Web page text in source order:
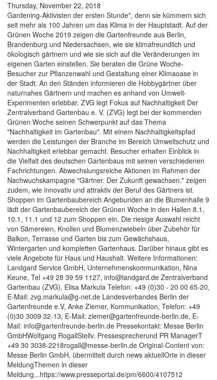
Thursday, November 22, 2018
Gardening-Aktivisten der ersten Stunde", denn sie kümmern sich
seit mehr als 100 Jahren um das Klima in der Hauptstadt. Auf der
Grünen Woche 2019 zeigen die Gartenfreunde aus Berlin,
Brandenburg und Niedersachsen, wie sie klimafreundlich und
ökologisch gärtnern und wie sie sich auf die Veränderungen im
eigenen Garten einstellen. Sie beraten die Grüne Woche-
Besucher zur Pflanzenwahl und Gestaltung einer Klimaoase in
der Stadt. An den Ständen informieren die Hobbygärtner über
naturnahes Gärtnern und machen es anhand von Umwelt-
Experimenten erlebbar. ZVG legt Fokus auf Nachhaltigkeit Der
Zentralverband Gartenbau e. V. (ZVG) legt bei der kommenden
Grünen Woche seinen Schwerpunkt auf das Thema
"Nachhaltigkeit im Gartenbau". Mit einem Nachhaltigkeitspfad
werden die Leistungen der Branche im Bereich Umweltschutz und
Nachhaltigkeit erlebbar gemacht. Besucher erhalten Einblick in
die Vielfalt des deutschen Gartenbaus mit seinen verschiedenen
Fachrichtungen. Abwechslungsreiche Aktionen im Rahmen der
Nachwuchskampagne "Gärtner. Der Zukunft gewachsen." zeigen
zudem, wie innovativ und attraktiv der Beruf des Gärtners ist.
Shoppen im Gartenbaubereich Angebunden an die Blumenhalle 9
lädt der Gartenbaubereich der Grünen Woche in den Hallen 8.1,
10.1, 11.1 und 12 zum Shoppen ein. Die riesige Auswahl reicht
von Sämereien, Knollen und Blumenzwiebeln über Zubehör für
Balkon, Terrasse und Garten bis zum Gewächshaus,
Wintergarten und kompletten Gartenhaus. Darüber hinaus gibt es
viele Angebote für Haus und Haushalt. Weitere Informationen:
Landgard Service GmbH, Unternehmenskommunikation, Nina
Keune, Tel +49 28 39 59 1127, info@landgard.de Zentralverband
Gartenbau (ZVG), Elisa Markula Telefon: +49 (0)30 - 20 00 65-20,
E-Mail: zvg.markula@g-net.de Landesverbandes Berlin der
Gartenfreunde e.V, Anke Ziemer, Kommunikation, Telefon: +49
(0)30 3009 32-13, E-Mail: ziemer@gartenfreunde-berlin.de, E-
Mail: info@gartenfreunde-berlin.de Pressekontakt: Messe Berlin
GmbHWolfgang RogallStellv. Pressesprecherund PR ManagerT
+49 30 3038-2218rogall@messe-berlin.de Original-Content von:
Messe Berlin GmbH, übermittelt durch news aktuellOrte in dieser
MeldungThemen in dieser
Meldung...https://www.presseportal.de/pm/6600/4107512